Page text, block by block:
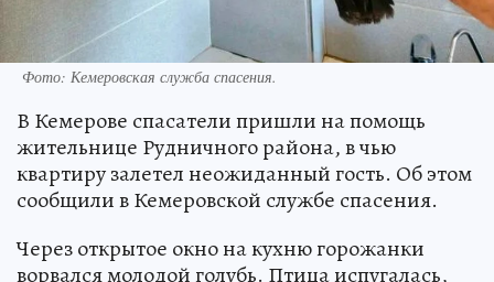
Фото: Кемеровская служба спасения.
В Кемерове спасатели пришли на помощь
жительнице Рудничного района, в чью
квартиру залетел неожиданный гость. Об этом
сообщили в Кемеровской службе спасения.
Через открытое окно на кухню горожанки
ворвался молодой голубь. Птица испугалась,